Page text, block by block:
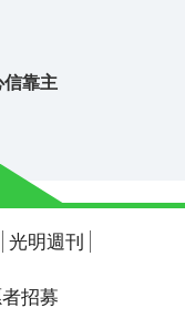
信靠主
間
光明週刊
招募